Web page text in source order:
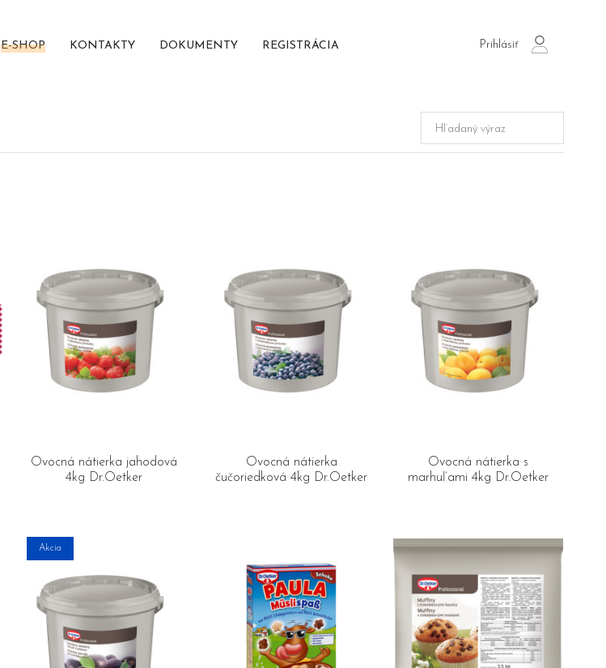
E-SHOP KONTAKTY DOKUMENTY REGISTRÁCIA Prihlásiť
login
Ovocná nátierka jahodová
4kg Dr.Oetker
Ovocná nátierka
čučoriedková 4kg Dr.Oetker
Ovocná nátierka s
marhuľami 4kg Dr.Oetker
Akcia